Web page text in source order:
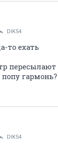
DIK54
то ехать
пересылают
гармонь?
DIK54